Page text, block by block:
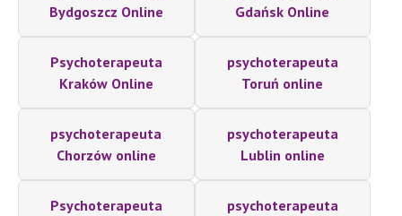
Bydgoszcz Online
Gdańsk Online
Psychoterapeuta
Kraków Online
psychoterapeuta
Toruń online
psychoterapeuta
Chorzów online
psychoterapeuta
Lublin online
Psychoterapeuta
psychoterapeuta